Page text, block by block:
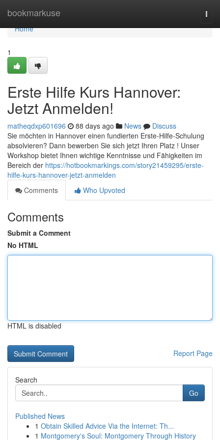
bookmarkuse
Home
Home
1
Erste Hilfe Kurs Hannover:
Jetzt Anmelden!
matheqdxp601696 88 days ago News
Discuss
Sie möchten in Hannover einen fundierten Erste-Hilfe-Schulung
absolvieren? Dann bewerben Sie sich jetzt Ihren Platz ! Unser
Workshop bietet Ihnen wichtige Kenntnisse und Fähigkeiten im
Bereich der https://hotbookmarkings.com/story21459295/erste-
hilfe-kurs-hannover-jetzt-anmelden
Comments
Who Upvoted
Comments
Submit a Comment
No HTML
HTML is disabled
Report Page
Search
Go
Published News
1 Obtain Skilled Advice Via the Internet: Th...
1 Montgomery's Soul: Montgomery Through History